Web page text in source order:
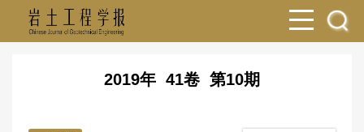
2019年 41卷 第10期